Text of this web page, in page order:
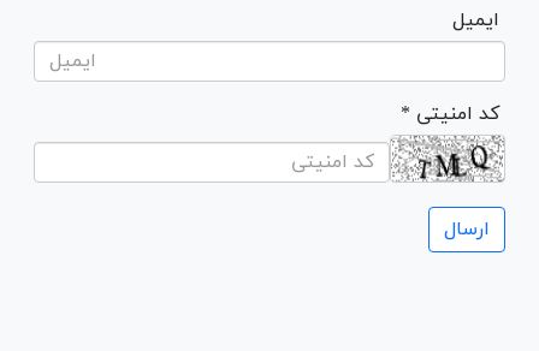
ایمیل
* کد امنیتی